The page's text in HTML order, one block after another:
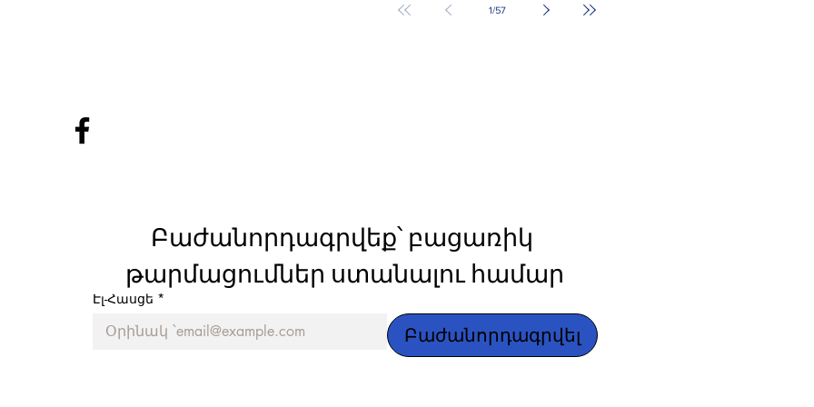
1/57
Բաժանորդագրվեք՝ բացառիկ
թարմացումներ ստանալու համար
Էլ-Հասցե *
Բաժանորդագրվել